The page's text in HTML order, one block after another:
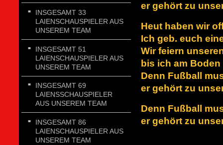
INSGESAMT 33
LAIENSCHAUSPIELER AUS
UNSEREM TEAM
INSGESAMT 51
LAIENSCHAUSPIELER AUS
UNSEREM TEAM
INSGESAMT 69
LAIENSSCHAUSPIELER
AUS UNSEREM TEAM
INSGESAMT 86
LAIENSCHAUSPIELER AUS
UNSEREM TEAM
er gehört zu
Heut haben wir
Ich geb. euch
Wir feiern
bis ich am
Denn Fußball
er gehört zu
Denn Fußball
er gehört zu